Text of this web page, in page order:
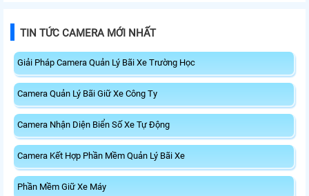
TIN TỨC CAMERA MỚI NHẤT
Giải Pháp Camera Quản Lý Bãi Xe Trường Học
Camera Quản Lý Bãi Giữ Xe Công Ty
Camera Nhận Diện Biển Số Xe Tự Động
Camera Kết Hợp Phần Mềm Quản Lý Bãi Xe
Phần Mềm Giữ Xe Máy